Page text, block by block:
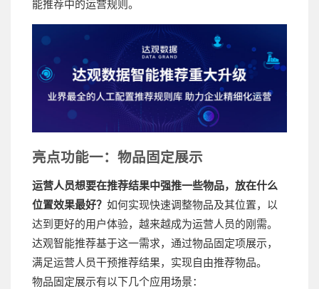
能推荐中的运营规则。
亮点功能一：物品固定展示
运营人员想要在推荐结果中强推一些物品，放在什么
位置效果最好？ 如何实现快速调整物品及其位置，以
达到更好的用户体验，越来越成为运营人员的刚需。
达观智能推荐基于这一需求，通过物品固定项展示，
满足运营人员干预推荐结果，实现自由推荐物品。
物品固定展示有以下几个应用场景：